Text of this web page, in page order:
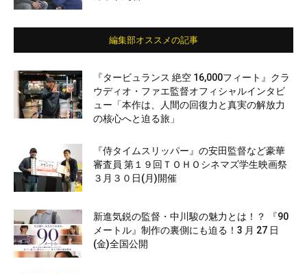
編集部オススメの記事
『タービュランス 絶空 16,000フィート』クラ
ウディオ・ファエ監督オフィシャルインタビ
ュー「本作は、人間の回復力と真実の解放力
の核心へと迫る旅」
『侍タイムスリッパー』の安田監督など豪華
審査員 第１９回ＴＯＨＯシネマズ学生映画祭
３月３０日(月)開催
新進気鋭の監督・中川駿の魅力とは！？ 『90
メートル』制作の裏側にも迫る！3 月 27 日
(金)全国公開